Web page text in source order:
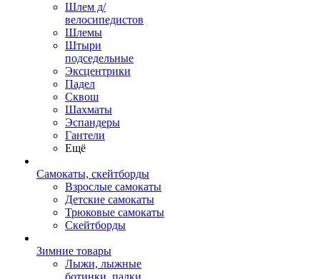
Шлем д/
велосипедистов
Шлемы
Штыри
подседельные
Эксцентрики
Падел
Сквош
Шахматы
Эспандеры
Гантели
Ещё
Самокаты, скейтборды
Взрослые самокаты
Детские самокаты
Трюковые самокаты
Скейтборды
Зимние товары
Лыжи, лыжные
ботинки, палки